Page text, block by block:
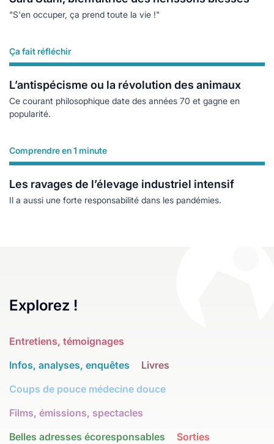
"S'en occuper, ça prend toute la vie !"
Ça fait réfléchir
L’antispécisme ou la révolution des animaux
Ce courant philosophique date des années 70 et gagne en
popularité.
Lire plus
Comprendre en 1 minute
Les ravages de l’élevage industriel intensif
Il a aussi une forte responsabilité dans les pandémies.
Lire plus
Explorez !
Entretiens, témoignages
Infos, analyses, enquêtes
Livres
Coups de pouce médecine douce
Films, émissions, spectacles
Belles adresses écoresponsables
Sorties